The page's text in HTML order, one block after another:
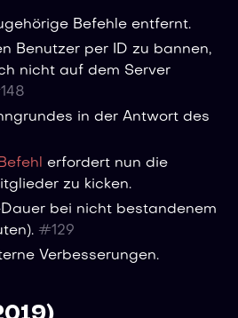
Befehle entfernt.
Benutzer per ID zu bannen,
nicht auf dem Server
148
in der Antwort des
erfordert nun die
zu kicken.
bei nicht bestandenem
#129
Verbesserungen.